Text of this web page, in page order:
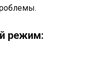
режим: